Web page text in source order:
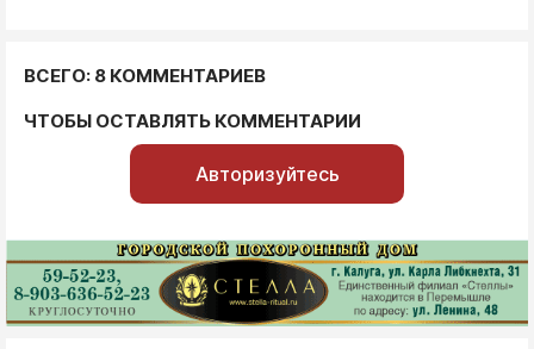
ВСЕГО: 8 КОММЕНТАРИЕВ
ЧТОБЫ ОСТАВЛЯТЬ КОММЕНТАРИИ
Авторизуйтесь